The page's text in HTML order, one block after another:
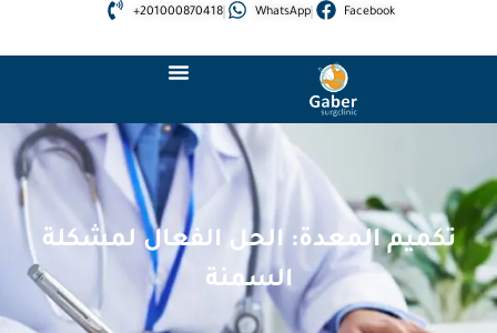
+201000870418 WhatsApp Facebook
تكميم المعدة: الحل الفعال لمشكلة
السمنة